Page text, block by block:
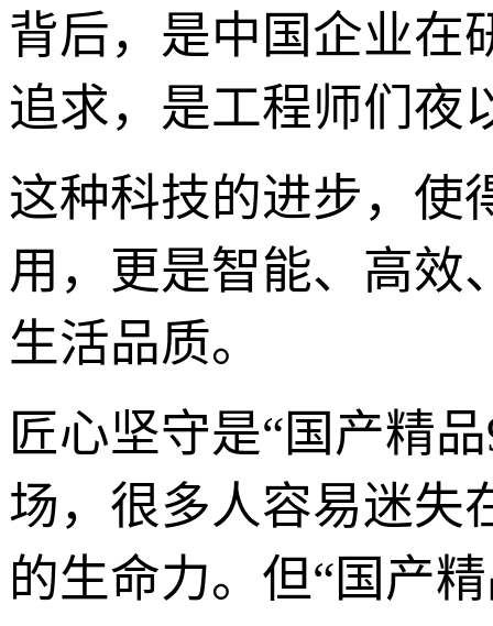
背后，是中国企业在
追求，是工程师们夜
这种科技的进步，使
用，更是智能、高效
生活品质。
匠心坚守是“国产精
场，很多人容易迷失
的生命力。但“国产